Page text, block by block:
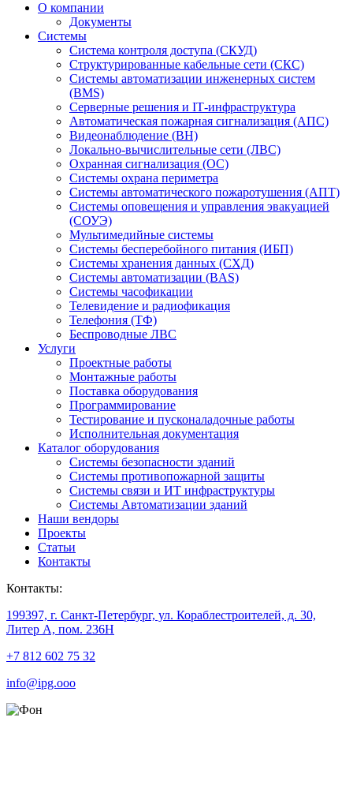
О компании
Документы
Системы
Система контроля доступа (СКУД)
Структурированные кабельные сети (СКС)
Системы автоматизации инженерных систем
(BMS)
Серверные решения и IT‑инфраструктура
Автоматическая пожарная сигнализация (АПС)
Видеонаблюдение (ВН)
Локально-вычислительные сети (ЛВС)
Охранная сигнализация (ОС)
Системы охрана периметра
Системы автоматического пожаротушения (АПТ)
Системы оповещения и управления эвакуацией
(СОУЭ)
Мультимедийные системы
Системы бесперебойного питания (ИБП)
Системы хранения данных (СХД)
Системы автоматизации (BAS)
Системы часофикации
Телевидение и радиофикация
Телефония (ТФ)
Беспроводные ЛВС
Услуги
Проектные работы
Монтажные работы
Поставка оборудования
Программирование
Тестирование и пусконаладочные работы
Исполнительная документация
Каталог оборудования
Системы безопасности зданий
Системы противопожарной защиты
Системы связи и ИТ инфраструктуры
Системы Автоматизации зданий
Наши вендоры
Проекты
Статьи
Контакты
Контакты:
199397, г. Санкт-Петербург, ул. Кораблестроителей, д. 30,
Литер А, пом. 236Н
+7 812 602 75 32
info@ipg.ooo